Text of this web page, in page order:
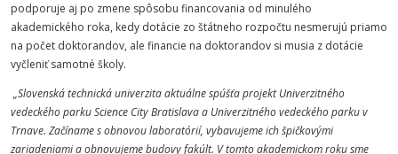
podporuje aj po zmene spôsobu financovania od minulého
akademického roka, kedy dotácie zo štátneho rozpočtu nesmerujú priamo
na počet doktorandov, ale financie na doktorandov si musia z dotácie
vyčleniť samotné školy.
„Slovenská technická univerzita aktuálne spúšťa projekt Univerzitného
vedeckého parku Science City Bratislava a Univerzitného vedeckého parku v
Trnave. Začíname s obnovou laboratórií, vybavujeme ich špičkovými
zariadeniami a obnovujeme budovy fakúlt. V tomto akademickom roku sme